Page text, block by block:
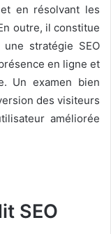
en résolvant les
outre, il constitue
stratégie SEO
en ligne et
Un examen bien
des visiteurs
améliorée
SEO